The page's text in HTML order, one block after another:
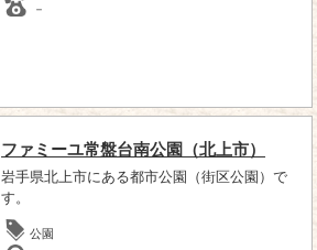
－
ファミーユ常盤台南公園（北上市）
岩手県北上市にある都市公園（街区公園）で
す。
公園